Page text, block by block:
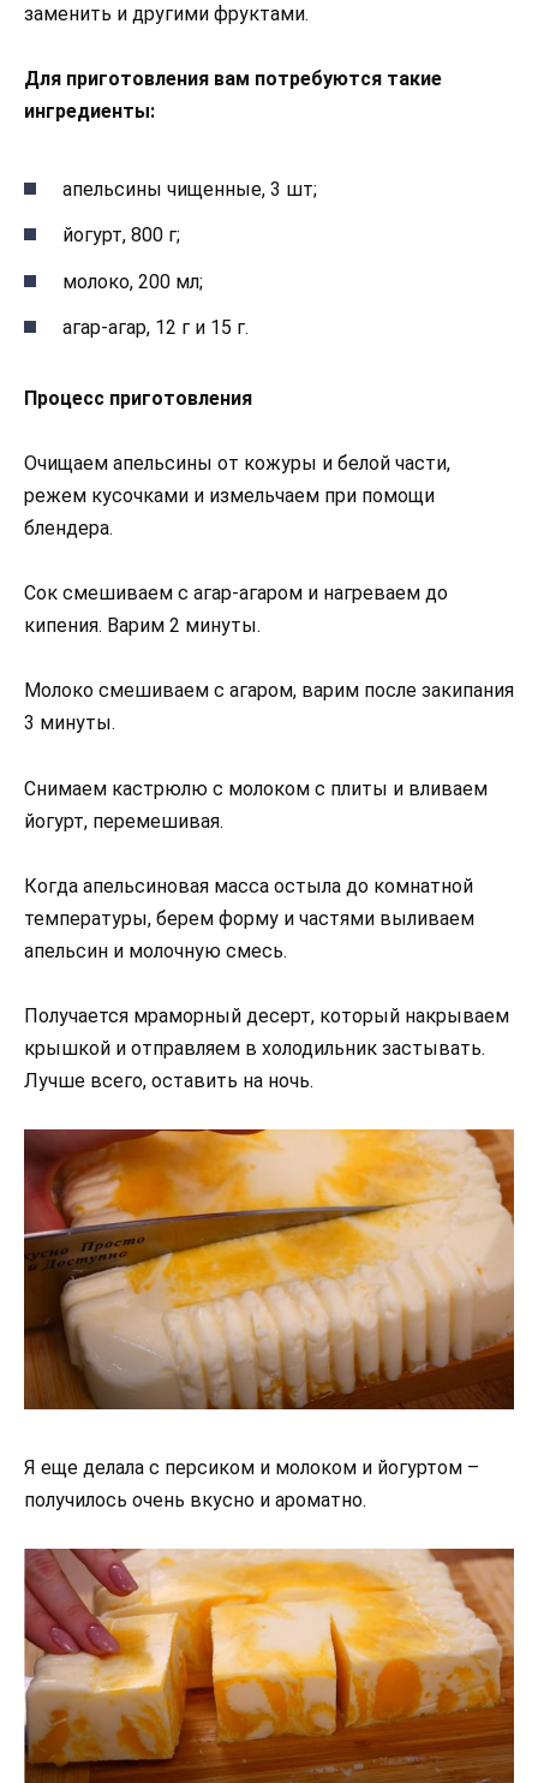
заменить и другими фруктами.
Для приготовления вам потребуются такие
ингредиенты:
апельсины чищенные, 3 шт;
йогурт, 800 г;
молоко, 200 мл;
агар-агар, 12 г и 15 г.
Процесс приготовления
Очищаем апельсины от кожуры и белой части,
режем кусочками и измельчаем при помощи
блендера.
Сок смешиваем с агар-агаром и нагреваем до
кипения. Варим 2 минуты.
Молоко смешиваем с агаром, варим после закипания
3 минуты.
Снимаем кастрюлю с молоком с плиты и вливаем
йогурт, перемешивая.
Когда апельсиновая масса остыла до комнатной
температуры, берем форму и частями выливаем
апельсин и молочную смесь.
Получается мраморный десерт, который накрываем
крышкой и отправляем в холодильник застывать.
Лучше всего, оставить на ночь.
Я еще делала с персиком и молоком и йогуртом –
получилось очень вкусно и ароматно.